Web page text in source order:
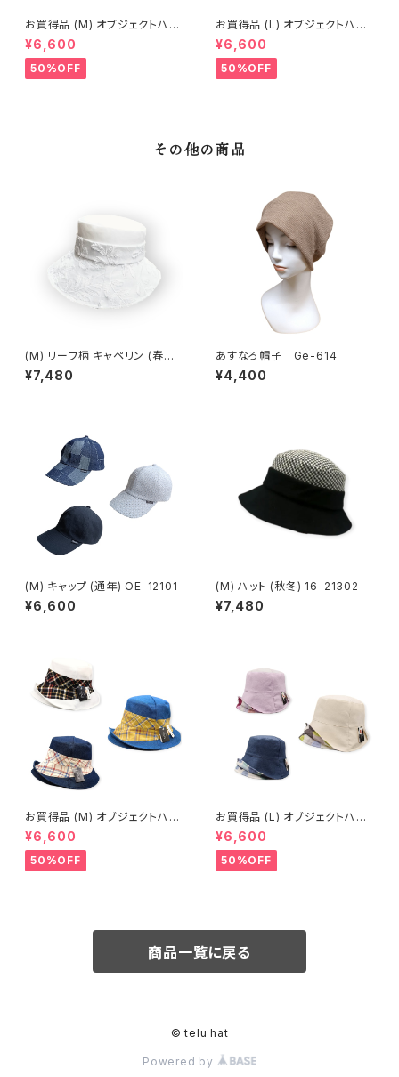
お買得品 (M) オブジェクトハッ
ト (春夏) 16-14402
¥6,600
50%OFF
お買得品 (L) オブジェクトハット
(春夏) 18-14502
¥6,600
50%OFF
その他の商品
(M) リーフ柄 キャペリン (春夏)
OE -15310
¥7,480
あすなろ帽子 Ge-614
¥4,400
(M) キャップ (通年) OE-12101
¥6,600
(M) ハット (秋冬) 16-21302
¥7,480
お買得品 (M) オブジェクトハッ
ト (春夏) 19-14703
¥6,600
50%OFF
お買得品 (L) オブジェクトハット
(春夏) 19-14401
¥6,600
50%OFF
商品一覧に戻る
© telu hat
Powered by